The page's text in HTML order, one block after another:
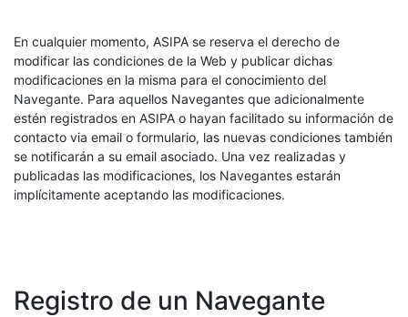
En cualquier momento, ASIPA se reserva el derecho de
modificar las condiciones de la Web y publicar dichas
modificaciones en la misma para el conocimiento del
Navegante. Para aquellos Navegantes que adicionalmente
estén registrados en ASIPA o hayan facilitado su información de
contacto via email o formulario, las nuevas condiciones también
se notificarán a su email asociado. Una vez realizadas y
publicadas las modificaciones, los Navegantes estarán
implícitamente aceptando las modificaciones.
Registro de un Navegante